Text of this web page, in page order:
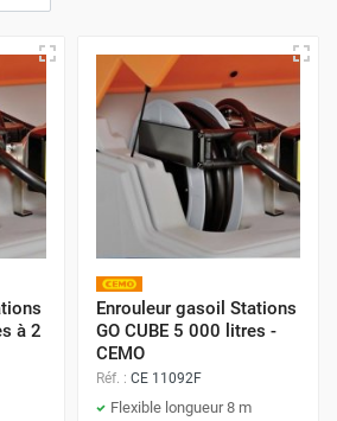
l'opération de ravitaillement. En
le flexible après usage, il
:
la zone de travail dégagée,
de trébuchement et l'usure
que le flexible traîne au sol,
et les fuites.
à 2
Enrouleur gasoil Stations
GO CUBE 5 000 litres -
CEMO
Réf. : CE 11092F
Flexible longueur 8 m